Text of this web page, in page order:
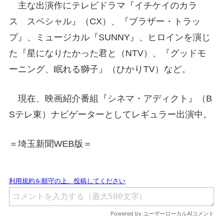
主な出演作にテレビドラマ『イチケイのカラ
ス スペシャル』（CX）、『ブラザー・トラッ
プ』、ミュージカル『SUNNY』、ヒロインを演じ
た『星になりたかった君と（NTV）、『グッドモ
ーニング、眠れる獅子』（ひかりTV）など。
現在、映画紹介番組『シネマ・アディクト』（B
Sテレ東）ナビゲーターとしてレギュラー出演中。
＝埼玉新聞WEB版＝